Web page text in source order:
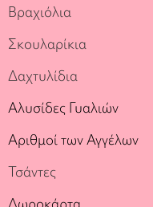
Βραχιόλια
Σκουλαρίκια
Δαχτυλίδια
Αλυσίδες Γυαλιών
Αριθμοί των Αγγέλων
Τσάντες